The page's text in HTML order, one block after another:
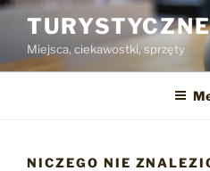
Przejdź
treściMiejsca, ciekawostki, sprzęty
NICZEGO NIE